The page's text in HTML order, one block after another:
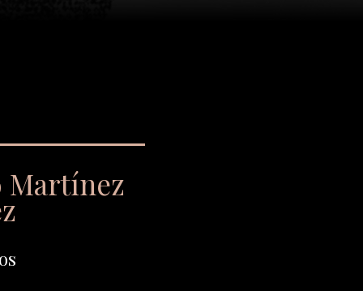
Martínez